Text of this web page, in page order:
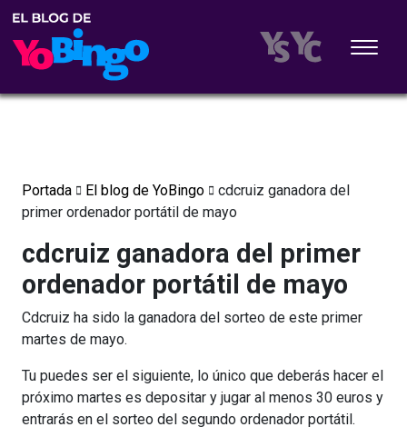
Portada El blog de YoBingo
cdcruiz ganadora del
primer ordenador portátil de mayo
cdcruiz ganadora del primer
ordenador portátil de mayo
Cdcruiz ha sido la ganadora del sorteo de este primer
martes de mayo.
Tu puedes ser el siguiente, lo único que deberás hacer el
próximo martes es depositar y jugar al menos 30 euros y
entrarás en el sorteo del segundo ordenador portátil.